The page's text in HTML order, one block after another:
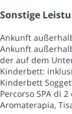
Sonstige
Ankunft
Ankunft
der auf dem
Kinderbett:
Kinderbett
Percorso SPA di
Aromaterapia,